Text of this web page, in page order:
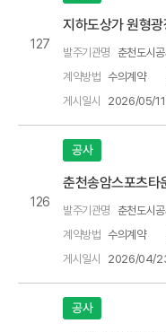
127
지하도상가 원형
발주기관명 춘천도시
계약방법 수의계약
게시일시
2026/05/
126
공사
춘천송암스포츠타
발주기관명 춘천도시
계약방법 수의계약
게시일시
2026/04/
공사